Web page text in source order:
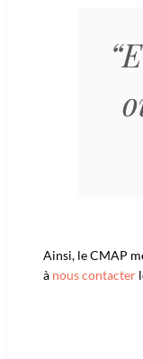
Ainsi, le CMAP
à nous contacter